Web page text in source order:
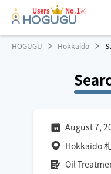
Users No.1※
HOGUGU Hokkaido
August 7,
Hokkaido
Oil